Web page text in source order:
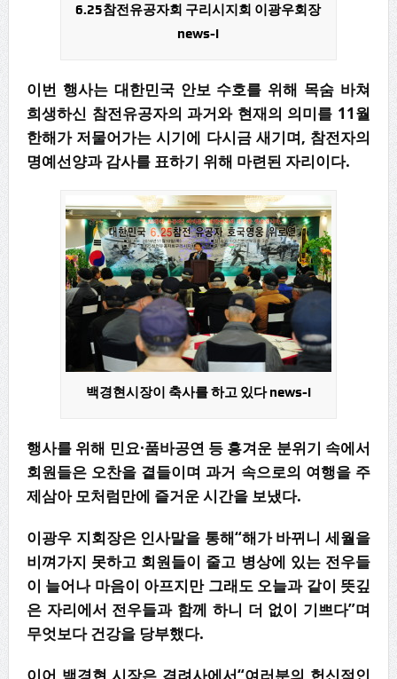
6.25참전유공자회 구리시지회 이광우회장
news-i
이번 행사는 대한민국 안보 수호를 위해 목숨 바쳐
희생하신 참전유공자의 과거와 현재의 의미를 11월
한해가 저물어가는 시기에 다시금 새기며, 참전자의
명예선양과 감사를 표하기 위해 마련된 자리이다.
백경현시장이 축사를 하고 있다 news-i
행사를 위해 민요·품바공연 등 흥겨운 분위기 속에서
회원들은 오찬을 곁들이며 과거 속으로의 여행을 주
제삼아 모처럼만에 즐거운 시간을 보냈다.
이광우 지회장은 인사말을 통해“해가 바뀌니 세월을
비껴가지 못하고 회원들이 줄고 병상에 있는 전우들
이 늘어나 마음이 아프지만 그래도 오늘과 같이 뜻깊
은 자리에서 전우들과 함께 하니 더 없이 기쁘다”며
무엇보다 건강을 당부했다.